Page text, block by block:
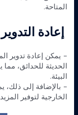
المتاحة.
إعادة
– يمكن إعادة تدوير
الحديثة للحدائق،
البيئة.
– بالإضافة إلى ذلك،
الخارجية لتوفير